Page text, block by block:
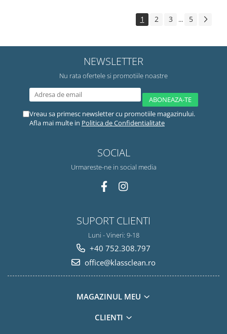
1 2 3 ... 5
NEWSLETTER
Nu rata ofertele si promotiile noastre
Vreau sa primesc newsletter cu promotiile magazinului.
Afla mai multe in Politica de Confidentialitate
SOCIAL
Urmareste-ne in social media
SUPORT CLIENTI
Luni - Vineri: 9-18
+40 752.308.797
office@klassclean.ro
MAGAZINUL MEU
CLIENTI